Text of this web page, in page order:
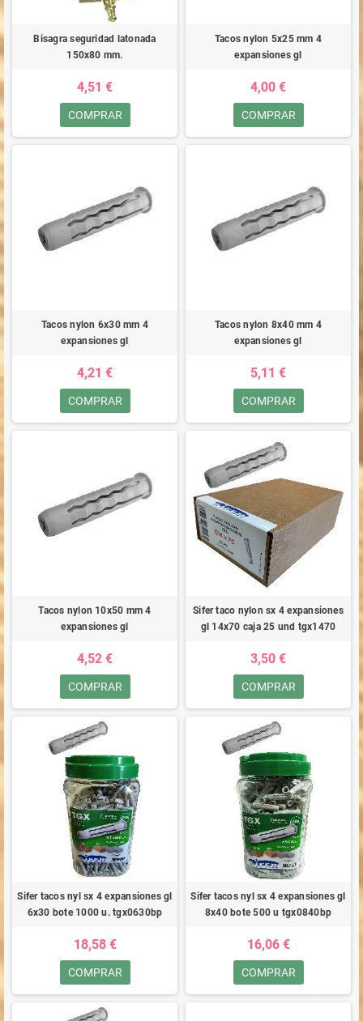
Bisagra seguridad latonada
150x80 mm.
4,51 €
COMPRAR
Tacos nylon 5x25 mm 4
expansiones gl
4,00 €
COMPRAR
Tacos nylon 6x30 mm 4
expansiones gl
4,21 €
COMPRAR
Tacos nylon 8x40 mm 4
expansiones gl
5,11 €
COMPRAR
Tacos nylon 10x50 mm 4
expansiones gl
4,52 €
COMPRAR
Sifer taco nylon sx 4 expansiones
gl 14x70 caja 25 und tgx1470
3,50 €
COMPRAR
Sifer tacos nyl sx 4 expansiones gl
6x30 bote 1000 u. tgx0630bp
18,58 €
COMPRAR
Sifer tacos nyl sx 4 expansiones gl
8x40 bote 500 u tgx0840bp
16,06 €
COMPRAR